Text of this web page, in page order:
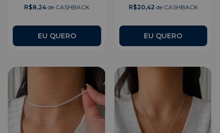
R$8,24 de CASHBACK
R$20,42 de CASHBACK
EU QUERO